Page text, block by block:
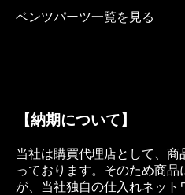
ベンツパーツ一覧を見る
【納期について】
当社は購買代理店として、
っております。そのため商
が、当社独自の仕入れネット